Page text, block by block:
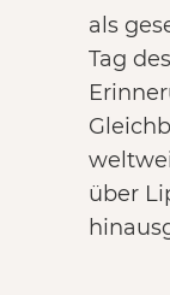
als
Tag
über